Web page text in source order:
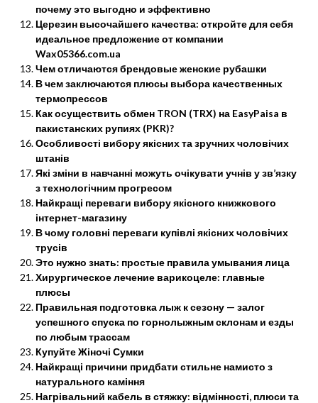
почему это выгодно и эффективно
Церезин высочайшего качества: откройте для себя
идеальное предложение от компании
Wax05366.com.ua
Чем отличаются брендовые женские рубашки
В чем заключаются плюсы выбора качественных
термопрессов
Как осуществить обмен TRON (TRX) на EasyPaisa в
пакистанских рупиях (PKR)?
Особливості вибору якісних та зручних чоловічих
штанів
Які зміни в навчанні можуть очікувати учнів у зв’язку
з технологічним прогресом
Найкращі переваги вибору якісного книжкового
інтернет-магазину
В чому головні переваги купівлі якісних чоловічих
трусів
Это нужно знать: простые правила умывания лица
Хирургическое лечение варикоцеле: главные
плюсы
Правильная подготовка лыж к сезону — залог
успешного спуска по горнолыжным склонам и езды
по любым трассам
Купуйте Жіночі Сумки
Найкращі причини придбати стильне намисто з
натурального каміння
Нагрівальний кабель в стяжку: відмінності, плюси та